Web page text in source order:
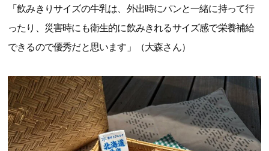
「飲みきりサイズの牛乳は、外出時にパンと一緒に持って行
ったり、災害時にも衛生的に飲みきれるサイズ感で栄養補給
できるので優秀だと思います」（大森さん）